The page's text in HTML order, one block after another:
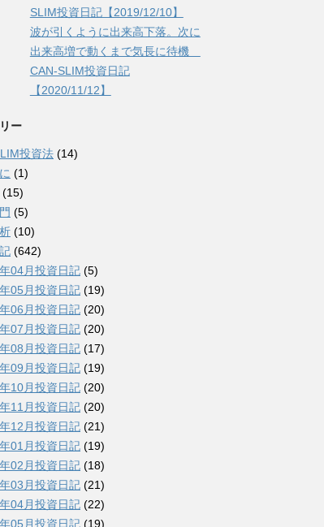
SLIM投資日記【2019/12/10】
波が引くように出来高下落。次に
出来高増で動くまで気長に待機
CAN-SLIM投資日記
【2020/11/12】
ー
投資法 (14)
(1)
(15)
(5)
(10)
(642)
04月投資日記 (5)
05月投資日記 (19)
06月投資日記 (20)
07月投資日記 (20)
08月投資日記 (17)
09月投資日記 (19)
10月投資日記 (20)
11月投資日記 (20)
12月投資日記 (21)
01月投資日記 (19)
02月投資日記 (18)
03月投資日記 (21)
04月投資日記 (22)
05月投資日記 (19)